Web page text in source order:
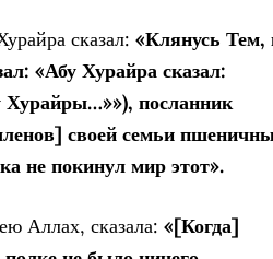
сказал: «Клянусь Тем,
«Абу Хурайра сказал:
посланник
своей семьи
не покинул мир этот».
Аллах, сказала: «[Когда]